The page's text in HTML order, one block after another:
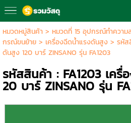
หมวดหมู่สินค้า> หมวดที่ 15 อุปกรณ์ทำความ
กรณ์ขนย้าย> เครื่องฉีดน้ำแรงดันสูง> รหัส
ดันสูง 120 บาร์ ZINSANO รุ่น FA1203
รหัสสินค้า : FA1203 เครื่
20 บาร์ ZINSANO รุ่น